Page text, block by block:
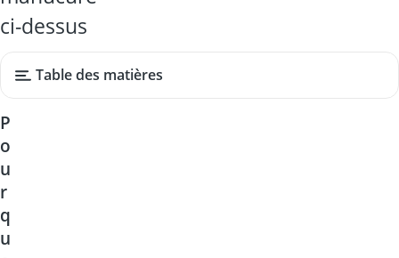
ci-dessus
Table des matières
P
o
u
r
q
u